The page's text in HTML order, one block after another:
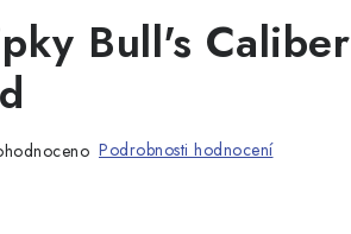
Bull's Caliber
Podrobnosti hodnocení